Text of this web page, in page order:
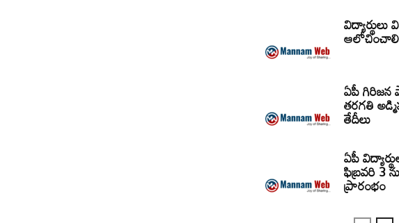
ఆలోచించాలి
ఏపీ
తరగతి
తేదీలు
ఏపీ
ఫిబ్రవరి 3
ప్రారంభం